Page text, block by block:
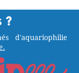
?
d'aquariophilie